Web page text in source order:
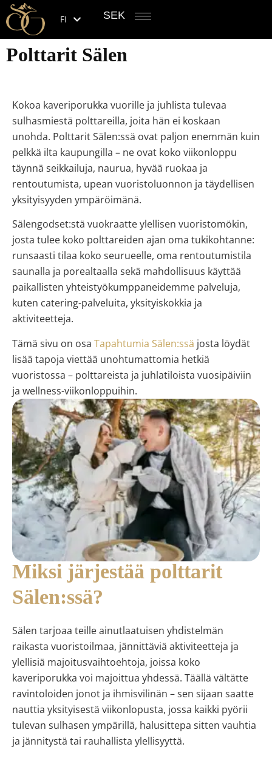
FI SEK
Polttarit Sälen
Kokoa kaveriporukka vuorille ja juhlista tulevaa
sulhasmiestä polttareilla, joita hän ei koskaan
unohda. Polttarit Sälen:ssä ovat paljon enemmän kuin
pelkkä ilta kaupungilla – ne ovat koko viikonloppu
täynnä seikkailuja, naurua, hyvää ruokaa ja
rentoutumista, upean vuoristoluonnon ja täydellisen
yksityisyyden ympäröimänä.
Sälengodset:stä vuokraatte ylellisen vuoristomökin,
josta tulee koko polttareiden ajan oma tukikohtanne:
runsaasti tilaa koko seurueelle, oma rentoutumistila
saunalla ja porealtaalla sekä mahdollisuus käyttää
paikallisten yhteistyökumppaneidemme palveluja,
kuten catering-palveluita, yksityiskokkia ja
aktiviteetteja.
Tämä sivu on osa Tapahtumia Sälen:ssä josta löydät
lisää tapoja viettää unohtumattomia hetkiä
vuoristossa – polttareista ja juhlatiloista vuosipäiviin
ja wellness-viikonloppuihin.
Miksi järjestää polttarit
Sälen:ssä?
Sälen tarjoaa teille ainutlaatuisen yhdistelmän
raikasta vuoristoilmaa, jännittäviä aktiviteetteja ja
ylellisiä majoitusvaihtoehtoja, joissa koko
kaveriporukka voi majoittua yhdessä. Täällä vältätte
ravintoloiden jonot ja ihmisvilinän – sen sijaan saatte
nauttia yksityisestä viikonlopusta, jossa kaikki pyörii
tulevan sulhasen ympärillä, halusittepa sitten vauhtia
ja jännitystä tai rauhallista ylellisyyttä.